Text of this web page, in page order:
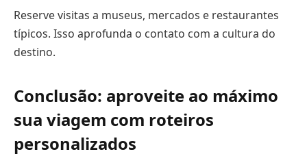
Reserve visitas a museus, mercados e restaurantes
típicos. Isso aprofunda o contato com a cultura do
destino.
Conclusão: aproveite ao máximo
sua viagem com roteiros
personalizados